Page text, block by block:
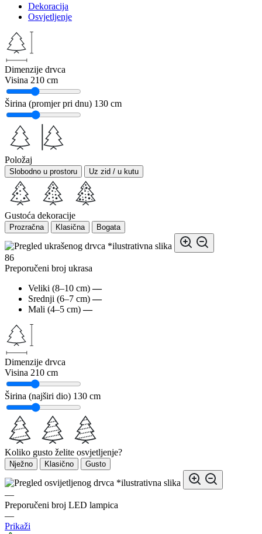
Dekoracija
Osvjetljenje
Dimenzije drvca
Visina 210 cm
Širina (promjer pri dnu) 130 cm
Položaj
Slobodno u prostoru Uz zid / u kutu
Gustoća dekoracije
Prozračna Klasična Bogata
*ilustrativna slika
86
Preporučeni broj ukrasa
Veliki (8–10 cm) —
Srednji (6–7 cm) —
Mali (4–5 cm) —
Dimenzije drvca
Visina 210 cm
Širina (najširi dio) 130 cm
Koliko gusto želite osvjetljenje?
Nježno Klasično Gusto
*ilustrativna slika
—
Preporučeni broj LED lampica
—
Prikaži